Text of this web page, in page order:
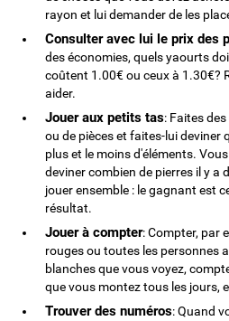
rayon et lui demander de les
Consulter avec lui le prix des
des économies, quels yaourts
coûtent 1.00€ ou ceux à 1.30€?
aider.
Jouer aux petits tas: Faites
ou de pièces et faites-lui deviner
plus et le moins d'éléments.
deviner combien de pierres il y a
jouer ensemble : le gagnant est
résultat.
Jouer à compter: Compter, par
rouges ou toutes les personnes
blanches que vous voyez,
que vous montez tous les jours,
Trouver des numéros: Quand